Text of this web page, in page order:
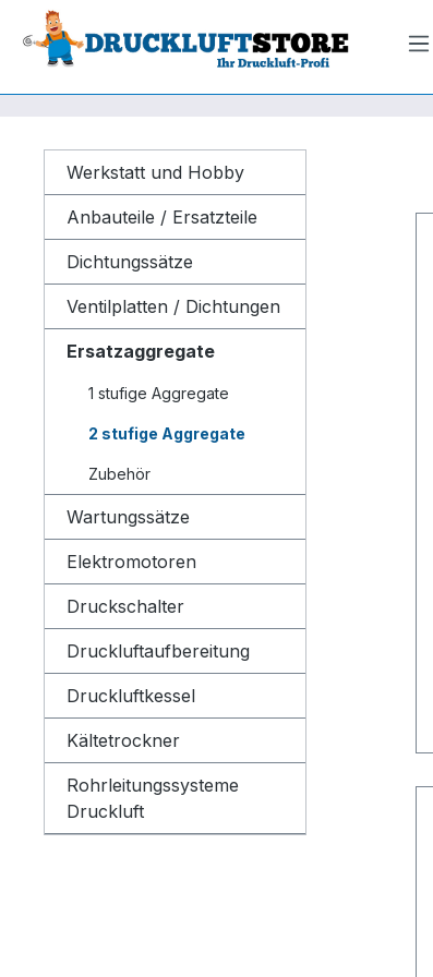
Hauptinhalt springen
Zur Suche springen
Zur Hauptnavigation springen
Werkstatt und Hobby
Anbauteile / Ersatzteile
Dichtungssätze
Ventilplatten / Dichtungen
Ersatzaggregate
1 stufige Aggregate
2 stufige Aggregate
Zubehör
Wartungssätze
Elektromotoren
Druckschalter
Druckluftaufbereitung
Druckluftkessel
Kältetrockner
Rohrleitungssysteme
Druckluft